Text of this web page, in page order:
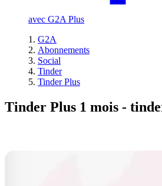
avec G2A Plus
G2A
Abonnements
Social
Tinder
Tinder Plus
Tinder Plus 1 mois -